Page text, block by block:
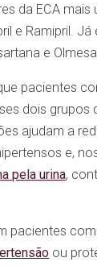
da ECA mais
e Ramipril.
e
pacientes
dois grupos
ajudam a
e,
pela urina,
pacientes
ou